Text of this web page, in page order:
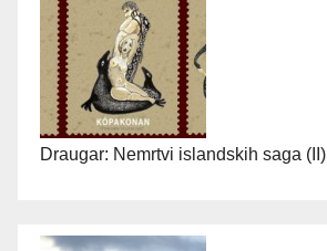
Draugar: Nemrtvi islandskih saga (II)